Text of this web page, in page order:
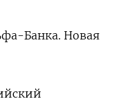
Банка. Новая